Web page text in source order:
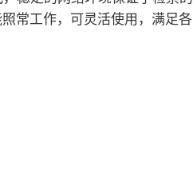
常工作，可灵活使用，满足各